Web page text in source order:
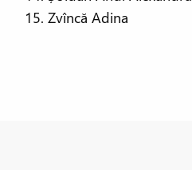
Zvîncă Adina